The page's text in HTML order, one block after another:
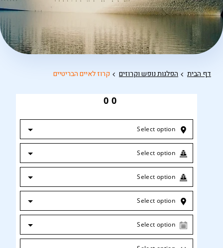
דף הבית הפלגות נופש וקרוזים קרוז לאיים הבריטיים
0
0
Select option
Select option
Select option
Select option
Select option